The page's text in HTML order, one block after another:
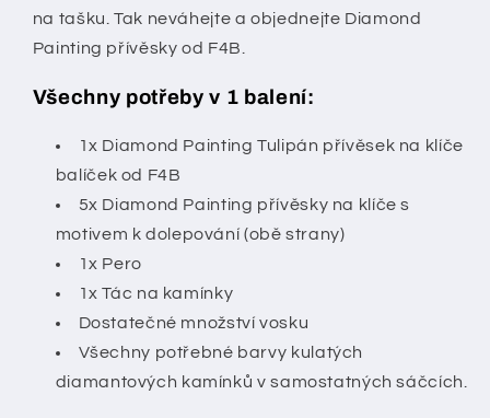
na tašku. Tak neváhejte a objednejte Diamond
Painting přívěsky od F4B.
Všechny potřeby v 1 balení:
1x Diamond Painting Tulipán přívěsek na klíče
balíček od F4B
5x Diamond Painting přívěsky na klíče s
motivem k dolepování (obě strany)
1x Pero
1x Tác na kamínky
Dostatečné množství vosku
Všechny potřebné barvy kulatých
diamantových kamínků v samostatných sáčcích.